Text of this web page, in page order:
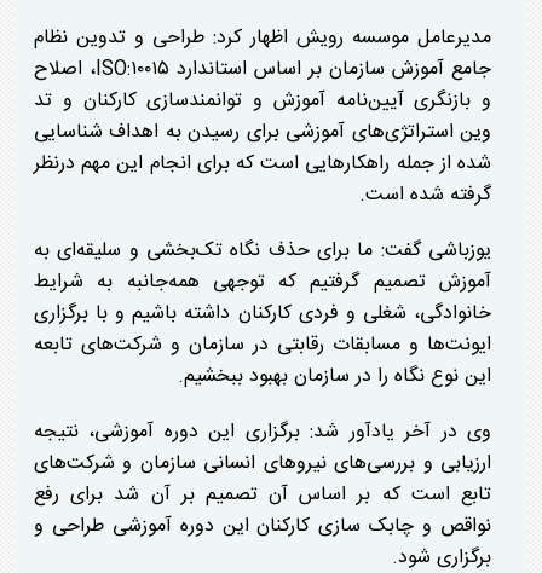
مدیرعامل موسسه رویش اظهار کرد: طراحی و تدوین نظام
جامع آموزش سازمان بر اساس استاندارد ISO:۱۰۰۱۵، اصلاح
و بازنگری آیین‌نامه آموزش و توانمندسازی کارکنان و تد
وین استراتژی‌های آموزشی برای رسیدن به اهداف شناسایی
شده از جمله راهکار‌هایی است که برای انجام این مهم درنظر
گرفته شده است.
یوزباشی گفت: ما برای حذف نگاه تک‌بخشی و سلیقه‌ای به
آموزش تصمیم گرفتیم که توجهی همه‌جانبه به شرایط
خانوادگی، شغلی و فردی کارکنان داشته باشیم و با برگزاری
ایونت‌ها و مسابقات رقابتی در سازمان و شرکت‌های تابعه
این نوع نگاه را در سازمان بهبود ببخشیم.
وی در آخر یادآور شد: برگزاری این دوره آموزشی، نتیجه
ارزیابی و بررسی‌های نیرو‌های انسانی سازمان و شرکت‌های
تابع است که بر اساس آن تصمیم بر آن شد برای رفع
نواقص و چابک سازی کارکنان این دوره آموزشی طراحی و
برگزاری شود.